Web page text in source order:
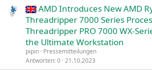
AMD Introduces New AMD
Threadripper 7000 Series
Threadripper PRO 7000 WX-
the Ultimate Workstation
pipin Pressemitteilungen
Antworten 0 21.10.2023